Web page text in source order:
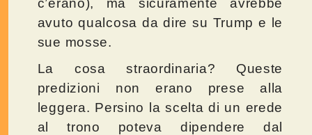
c’erano), ma sicuramente avrebbe
avuto qualcosa da dire su Trump e le
sue mosse.
La cosa straordinaria? Queste
predizioni non erano prese alla
leggera. Persino la scelta di un erede
al trono poteva dipendere dal